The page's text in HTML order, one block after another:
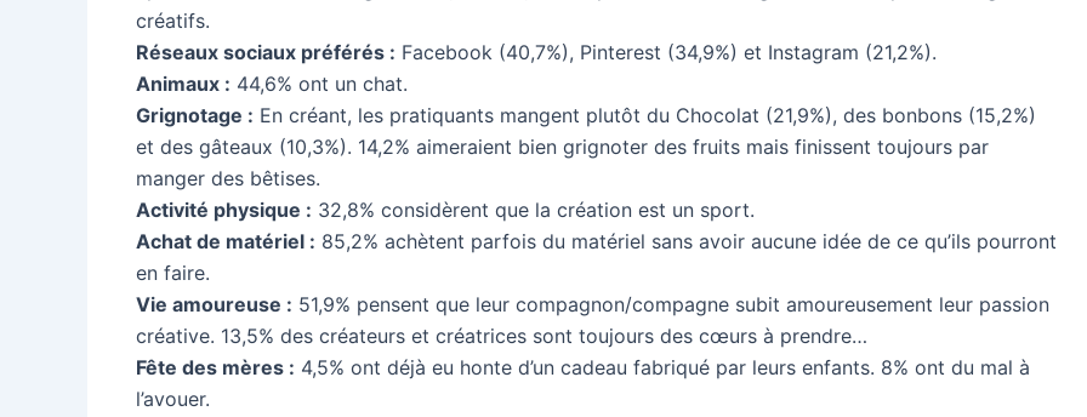
créatifs.
Réseaux sociaux préférés : Facebook (40,7%), Pinterest (34,9%) et Instagram (21,2%).
Animaux : 44,6% ont un chat.
Grignotage : En créant, les pratiquants mangent plutôt du Chocolat (21,9%), des bonbons (15,2%)
et des gâteaux (10,3%). 14,2% aimeraient bien grignoter des fruits mais finissent toujours par
manger des bêtises.
Activité physique : 32,8% considèrent que la création est un sport.
Achat de matériel : 85,2% achètent parfois du matériel sans avoir aucune idée de ce qu’ils pourront
en faire.
Vie amoureuse : 51,9% pensent que leur compagnon/compagne subit amoureusement leur passion
créative. 13,5% des créateurs et créatrices sont toujours des cœurs à prendre…
Fête des mères : 4,5% ont déjà eu honte d’un cadeau fabriqué par leurs enfants. 8% ont du mal à
l’avouer.